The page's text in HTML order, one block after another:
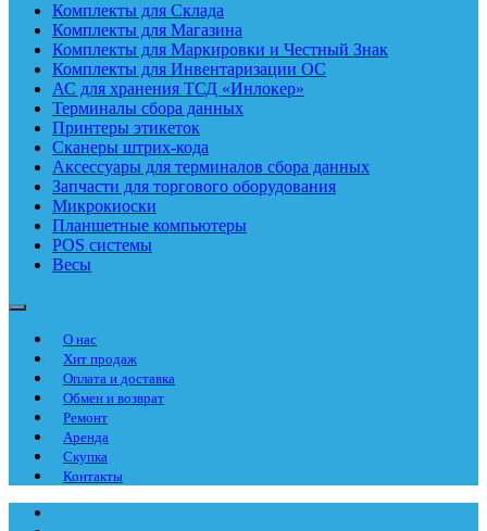
Комплекты для Склада
Комплекты для Магазина
Комплекты для Маркировки и Честный Знак
Комплекты для Инвентаризации ОС
АС для хранения ТСД «Инлокер»
Терминалы сбора данных
Принтеры этикеток
Сканеры штрих-кода
Аксессуары для терминалов сбора данных
Запчасти для торгового оборудования
Микрокиоски
Планшетные компьютеры
POS системы
Весы
О нас
Хит продаж
Оплата и доставка
Обмен и возврат
Ремонт
Аренда
Скупка
Контакты